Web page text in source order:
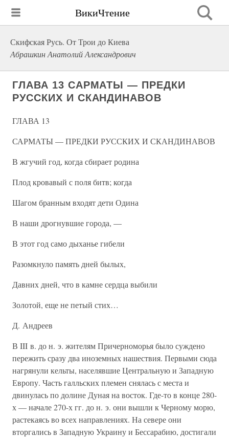
ВикиЧтение
Скифская Русь. От Трои до Киева
Абрашкин Анатолий Александрович
ГЛАВА 13 САРМАТЫ — ПРЕДКИ
РУССКИХ И СКАНДИНАВОВ
ГЛАВА 13
САРМАТЫ — ПРЕДКИ РУССКИХ И СКАНДИНАВОВ
В жгучий год, когда сбирает родина
Плод кровавый с поля битв; когда
Шагом бранным входят дети Одина
В наши дрогнувшие города, —
В этот год само дыханье гибели
Разомкнуло память дней былых,
Давних дней, что в камне сердца выбили
Золотой, еще не петый стих…
Д. Андреев
В III в. до н. э. жителям Причерноморья было суждено
пережить сразу два иноземных нашествия. Первыми сюда
нагрянули кельты, населявшие Центральную и Западную
Европу. Часть галльских племен снялась с места и
двинулась по долине Дуная на восток. Где-то в конце 280-
х — начале 270-х гг. до н. э. они вышли к Черному морю,
растекаясь во всех направлениях. На севере они
вторгались в Западную Украину и Бессарабию, достигали